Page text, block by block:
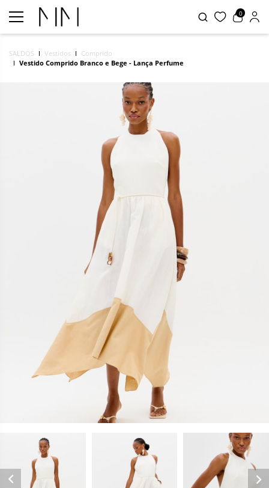
0
SALDOS Vestidos
Comprido
Vestido Comprido Branco e Bege - Lança Perfume